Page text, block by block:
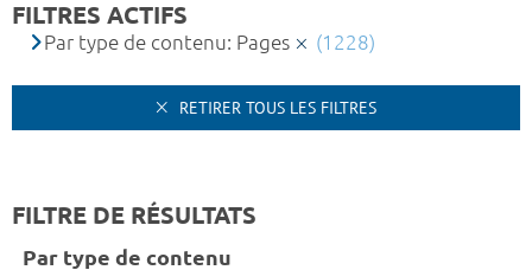
FILTRES ACTIFS
Par type de contenu: Pages (1228)
RETIRER TOUS LES FILTRES
FILTRE DE RÉSULTATS
Par type de contenu